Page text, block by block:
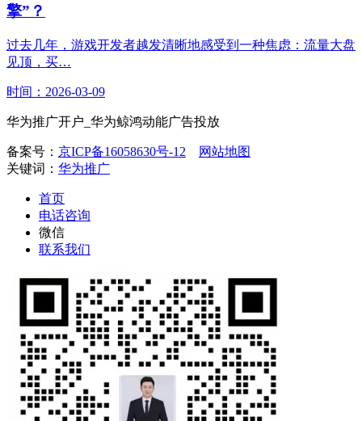
擎”？
过去几年，游戏开发者越发清晰地感受到一种焦虑：流量大盘
见顶，买…
时间：2026-03-09
华为推广开户_华为鲸鸿动能广告投放
备案号： 京ICP备16058630号-12
网站地图
关键词： 华为推广
首页
电话咨询
微信
联系我们